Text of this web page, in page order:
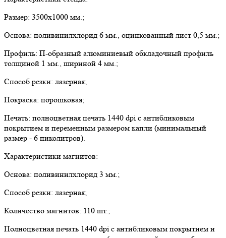
Размер: 3500х1000 мм.;
Основа: поливинилхлорид 6 мм., оцинкованный лист 0,5 мм.;
Профиль: П-образный алюминиевый обкладочный профиль
толщиной 1 мм., шириной 4 мм.;
Способ резки: лазерная;
Покраска: порошковая;
Печать: полноцветная печать 1440 dpi с антибликовым
покрытием и переменным размером капли (минимальный
размер - 6 пиколитров).
Характеристики магнитов:
Основа: поливинилхлорид 3 мм.;
Способ резки: лазерная;
Количество магнитов: 110 шт.;
Полноцветная печать 1440 dpi с антибликовым покрытием и